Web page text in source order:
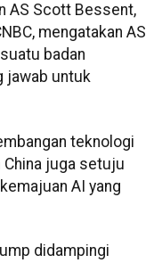
AS Scott Bessent,
mengatakan AS
badan
jawab untuk
teknologi
China juga setuju
AI yang
didampingi